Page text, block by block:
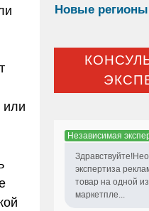
или
Новые регионы
Независимая
экспертиза
товар на одной
маркетпле...